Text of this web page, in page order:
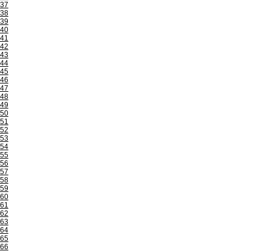
37
38
39
40
41
42
43
44
45
46
47
48
49
50
51
52
53
54
55
56
57
58
59
60
61
62
63
64
65
66